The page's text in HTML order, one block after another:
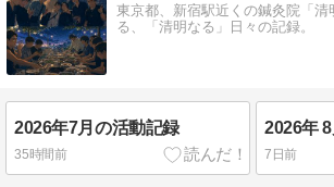
東京都、新宿駅近くの鍼灸院「清
る、「清明なる」日々の記録。
2026年7月の活動記録
35時間前
2026年
7日前